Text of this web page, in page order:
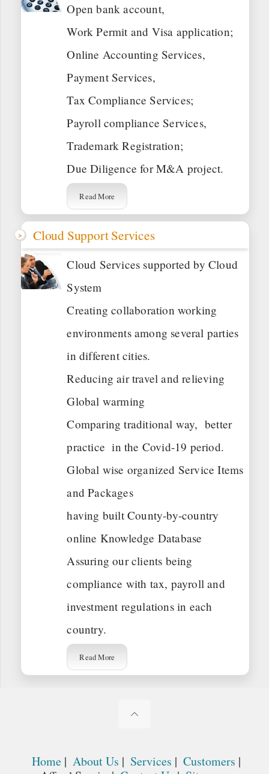
Open bank account,
Work Permit and Visa application;
Online Accounting Services,
Payment Services,
Tax Compliance Services;
Payroll compliance Services,
Trademark Registration;
Due Diligence for M&A project.
Read More
Cloud Support Services
Cloud Services supported by Cloud
System
Creating collaboration working
environments among several parties
in different cities.
Reducing air travel and relieving
Global warming
Comparing traditional way, better
practice in the Covid-19 period.
Global wise organized Service Items
and Packages
having built County-by-country
online Knowledge Database
Assuring our clients being
compliance with tax, payroll and
investment regulations in each
country.
Read More
Home | About Us | Services | Customers |